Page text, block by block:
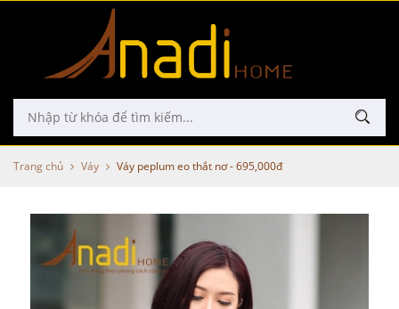
Trang chủ Váy Váy peplum eo thắt nơ - 695,000đ